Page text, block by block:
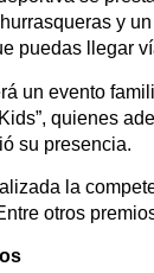
y
puedas llegar
un evento
Kids”, quienes
su presencia.
la
otros